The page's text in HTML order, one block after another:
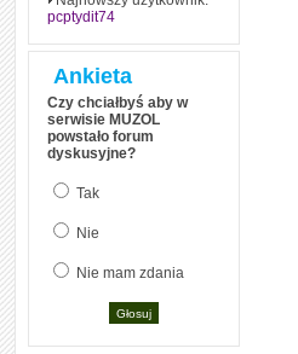
pcptydit74
Ankieta
Czy chciałbyś aby w
serwisie MUZOL
powstało forum
dyskusyjne?
Tak
Nie
Nie mam zdania